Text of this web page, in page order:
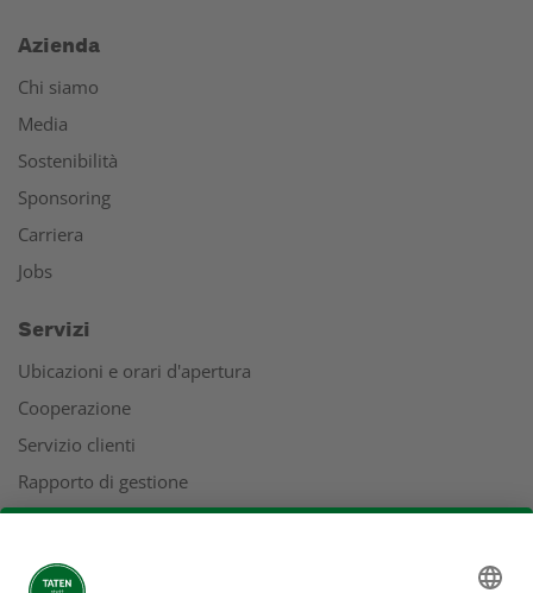
Azienda
Chi siamo
Media
Sostenibilità
Sponsoring
Carriera
Jobs
Servizi
Ubicazioni e orari d'apertura
Cooperazione
Servizio clienti
Rapporto di gestione
Indirizzi
L'universo Coop